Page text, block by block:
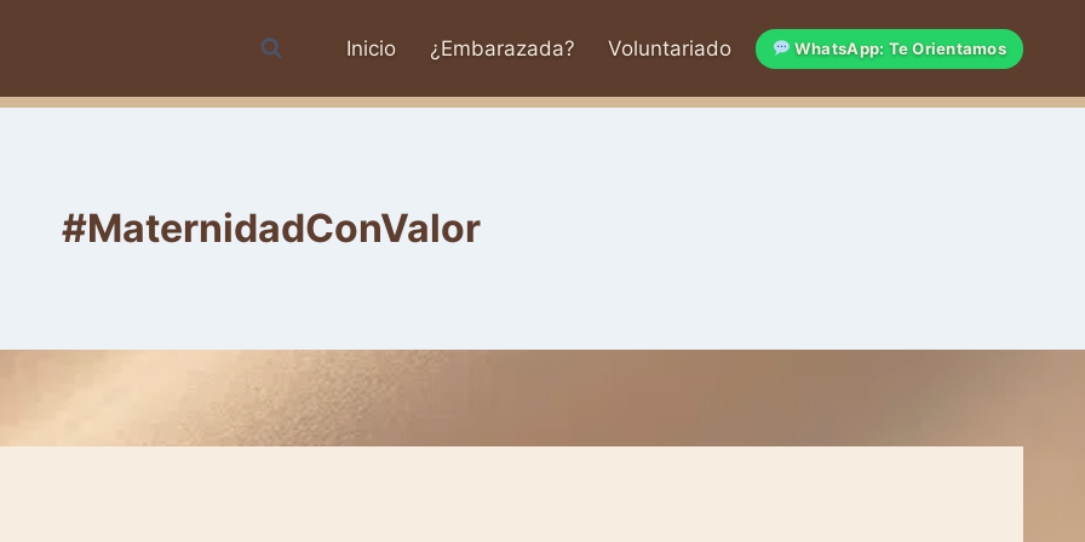
Inicio ¿Embarazada? Voluntariado WhatsApp: Te Orientamos
#MaternidadConValor